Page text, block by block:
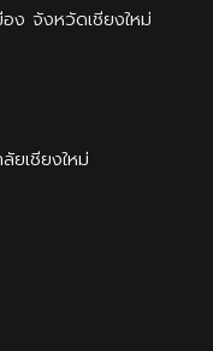
ง จังหวัดเชียงใหม่
ยเชียงใหม่